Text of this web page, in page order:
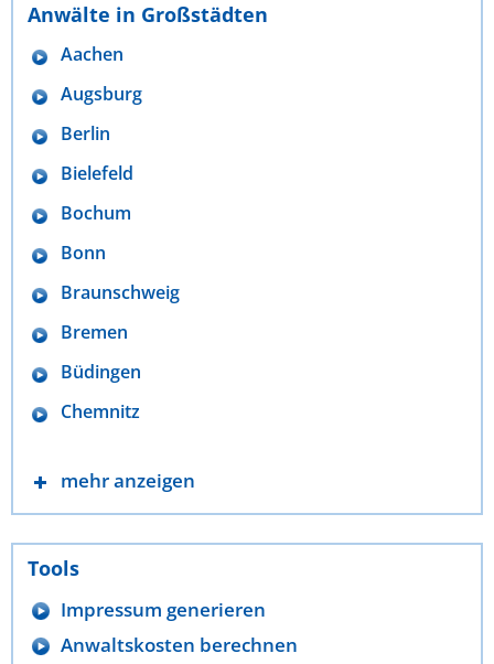
Anwälte in Großstädten
Aachen
Augsburg
Berlin
Bielefeld
Bochum
Bonn
Braunschweig
Bremen
Büdingen
Chemnitz
mehr anzeigen
Tools
Impressum generieren
Anwaltskosten berechnen